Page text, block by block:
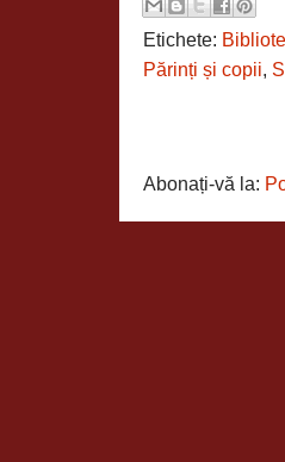
Etichete:
Părinți și copii,
Abonați-vă la: